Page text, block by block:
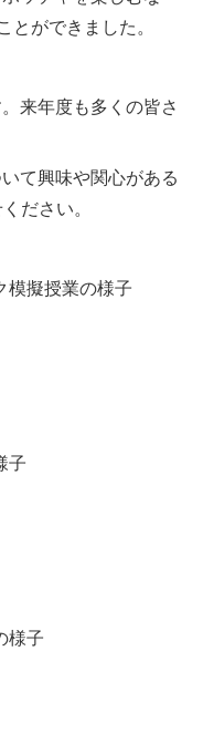
ができました。
来年度も多くの皆さ
て興味や関心がある
ださい。
擬授業の様子
子
様子